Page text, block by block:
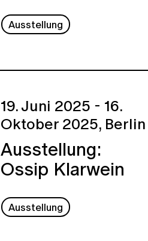
Ausstellung
19. Juni 2025 - 16.
Oktober 2025, Berlin
Ausstellung:
Ossip Klarwein
Ausstellung